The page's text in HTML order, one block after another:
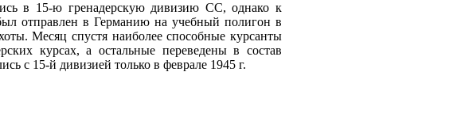
в 15‑ю гренадерскую дивизию СС, однако к
отправлен в Германию на учебный полигон в
Месяц спустя наиболее способные курсанты
курсах, а остальные переведены в состав
с 15‑й дивизией только в феврале 1945 г.